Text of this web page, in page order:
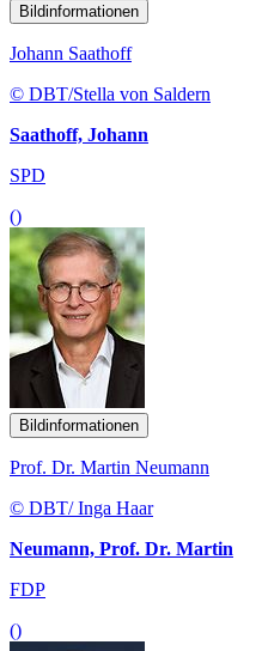
Bildinformationen
Johann Saathoff
© DBT/Stella von Saldern
Saathoff, Johann
SPD
()
Bildinformationen
Prof. Dr. Martin Neumann
© DBT/ Inga Haar
Neumann, Prof. Dr. Martin
FDP
()